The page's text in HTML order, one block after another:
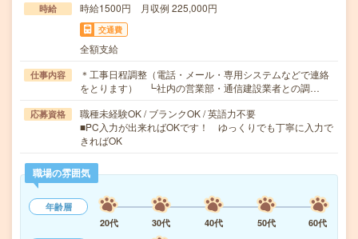
時給 時給1500円 月収例 225,000円
交通費
全額支給
仕事内容
＊工事日程調整（電話・メール・専用システムなどで連絡
をとります） ┗社内の営業部・通信建設業者との調…
応募資格
職種未経験OK / ブランクOK / 英語力不要
■PC入力が出来ればOKです！ ゆっくりでも丁寧に入力で
きればOK
職場の雰囲気
年齢層
20代
30代 40代 50代
60代